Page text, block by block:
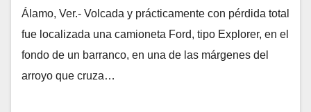
Álamo, Ver.- Volcada y prácticamente con pérdida total
fue localizada una camioneta Ford, tipo Explorer, en el
fondo de un barranco, en una de las márgenes del
arroyo que cruza…